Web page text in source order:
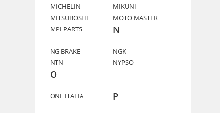
MICHELIN
MIKUNI
MITSUBOSHI
MOTO MASTER
MPI PARTS
N
NG BRAKE
NGK
NTN
NYPSO
O
ONE ITALIA P